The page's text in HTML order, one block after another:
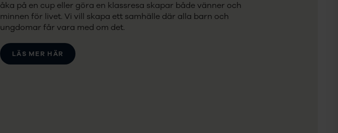
åka på en cup eller göra en klassresa skapar både vänner och
minnen för livet. Vi vill skapa ett samhälle där alla barn och
ungdomar får vara med om det.
LÄS MER HÄR